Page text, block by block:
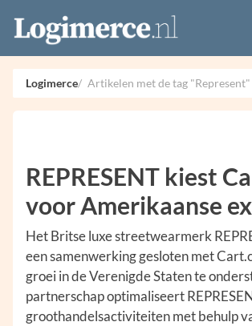
Vacatures
Events
Adverteren
Partners
Logimerce Artikelen met de tag "Represent"
REPRESENT kiest
voor Amerikaanse
Het Britse luxe streetwearmerk
een samenwerking gesloten met
groei in de Verenigde Staten te
partnerschap optimaliseert
groothandelsactiviteiten met behulp